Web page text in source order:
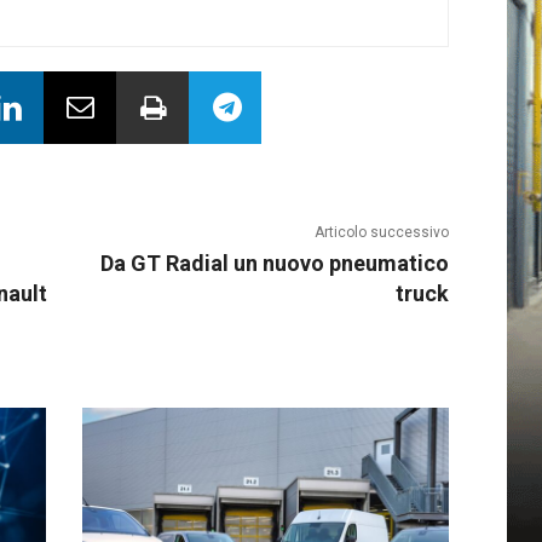
Articolo successivo
Da GT Radial un nuovo pneumatico
truck